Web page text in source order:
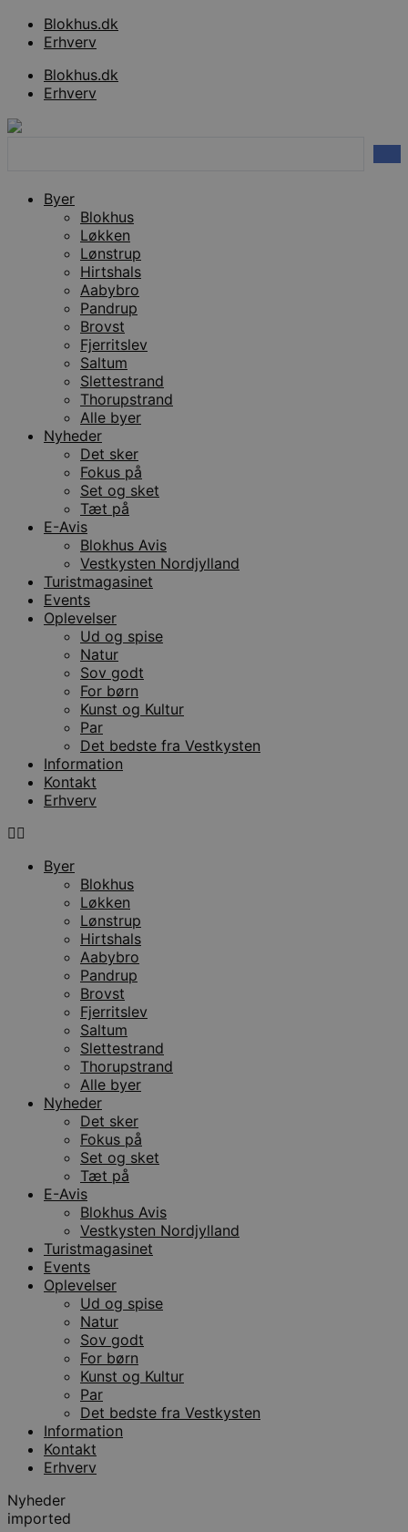
VidereBlokhus.dk
Erhverv
Blokhus.dk
Erhverv
Byer
Blokhus
Løkken
Lønstrup
Hirtshals
Aabybro
Pandrup
Brovst
Fjerritslev
Saltum
Slettestrand
Thorupstrand
Alle byer
Nyheder
Det sker
Fokus på
Set og sket
Tæt på
E-Avis
Blokhus Avis
Vestkysten Nordjylland
Turistmagasinet
Events
Oplevelser
Ud og spise
Natur
Sov godt
For børn
Kunst og Kultur
Par
Det bedste fra Vestkysten
Information
Kontakt
Erhverv
Byer
Blokhus
Løkken
Lønstrup
Hirtshals
Aabybro
Pandrup
Brovst
Fjerritslev
Saltum
Slettestrand
Thorupstrand
Alle byer
Nyheder
Det sker
Fokus på
Set og sket
Tæt på
E-Avis
Blokhus Avis
Vestkysten Nordjylland
Turistmagasinet
Events
Oplevelser
Ud og spise
Natur
Sov godt
For børn
Kunst og Kultur
Par
Det bedste fra Vestkysten
Information
Kontakt
Erhverv
Nyheder
imported